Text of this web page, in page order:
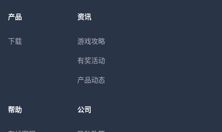
产品
下载
资讯
游戏攻略
有奖活动
产品动态
帮助 公司